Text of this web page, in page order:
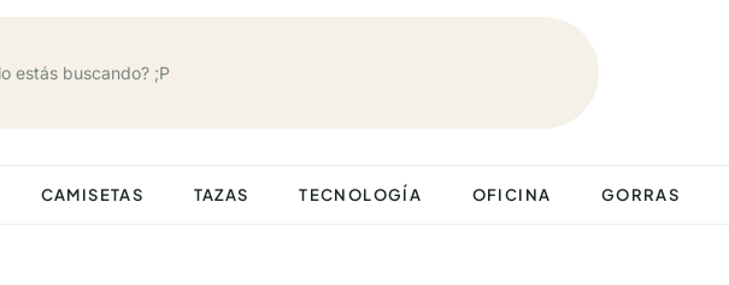
CAMISETAS TAZAS TECNOLOGÍA OFICINA GORRAS